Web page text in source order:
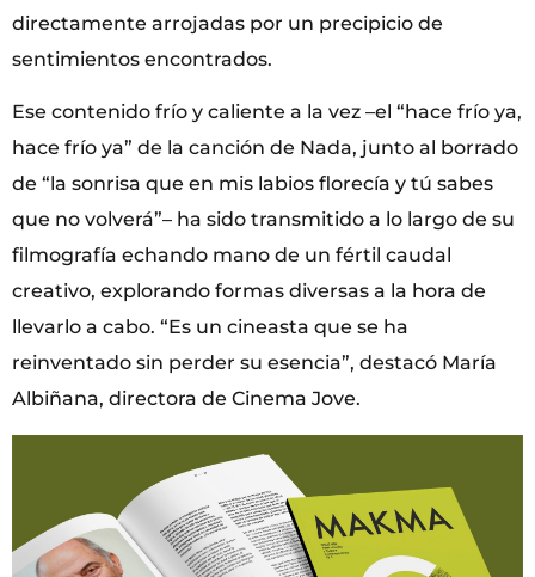
directamente arrojadas por un precipicio de
sentimientos encontrados.
Ese contenido frío y caliente a la vez –el “hace frío ya,
hace frío ya” de la canción de Nada, junto al borrado
de “la sonrisa que en mis labios florecía y tú sabes
que no volverá”– ha sido transmitido a lo largo de su
filmografía echando mano de un fértil caudal
creativo, explorando formas diversas a la hora de
llevarlo a cabo. “Es un cineasta que se ha
reinventado sin perder su esencia”, destacó María
Albiñana, directora de Cinema Jove.